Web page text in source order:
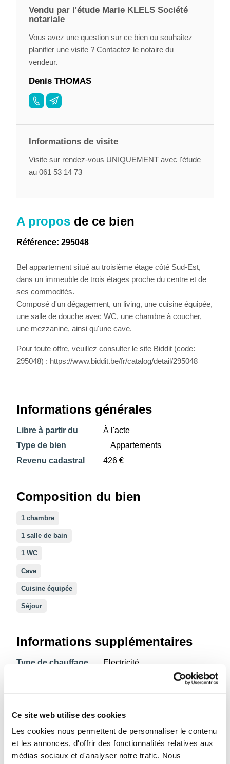
Ce site web utilise des cookies
Les cookies nous permettent de personnaliser le contenu
et les annonces, d'offrir des fonctionnalités relatives aux
médias sociaux et d'analyser notre trafic. Nous
A propos de ce bien
Référence: 295048
Bel appartement situé au troisième étage côté Sud-Est,
dans un immeuble de trois étages proche du centre et de
ses commodités.
Composé d'un dégagement, un living, une cuisine équipée,
une salle de douche avec WC, une chambre à coucher,
une mezzanine, ainsi qu'une cave.
Pour toute offre, veuillez consulter le site Biddit (code:
295048) : https://www.biddit.be/fr/catalog/detail/295048
Informations générales
Libre à partir du
À l'acte
Type de bien
Appartements
Revenu cadastral
426 €
Composition du bien
1 chambre
1 salle de bain
1 WC
Cave
Cuisine équipée
Séjour
Informations supplémentaires
Type de chauffage
Electricité
Informations énergétiques
Raccordé à l'égout
Double vitrage
Vendu par l'étude Marie KLELS Société
notariale
Vous avez une question sur ce bien ou souhaitez
planifier une visite ? Contactez le notaire du
vendeur.
Denis THOMAS
Informations de visite
Visite sur rendez-vous UNIQUEMENT avec l'étude
au 061 53 14 73